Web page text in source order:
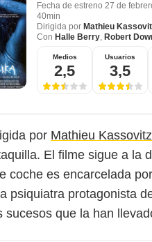
Fecha de estreno 27 de
40min
Dirigida por Mathieu
Con Halle Berry, Robert
Medios
2,5
Usuarios
3,5
por Mathieu Kassovitz
El filme sigue a la
coche es encarcelada
psiquiatra protagonista
sucesos que la han